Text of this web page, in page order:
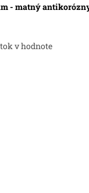
- matný
v hodnote